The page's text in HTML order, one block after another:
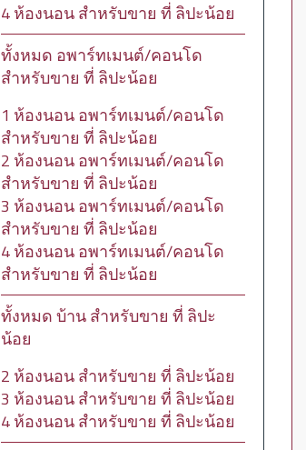
4 ห้องนอน สำหรับขาย ที่ ลิปะน้อย
ทั้งหมด อพาร์ทเมนต์/คอนโด
สำหรับขาย ที่ ลิปะน้อย
1 ห้องนอน อพาร์ทเมนต์/คอนโด
สำหรับขาย ที่ ลิปะน้อย
2 ห้องนอน อพาร์ทเมนต์/คอนโด
สำหรับขาย ที่ ลิปะน้อย
3 ห้องนอน อพาร์ทเมนต์/คอนโด
สำหรับขาย ที่ ลิปะน้อย
4 ห้องนอน อพาร์ทเมนต์/คอนโด
สำหรับขาย ที่ ลิปะน้อย
ทั้งหมด บ้าน สำหรับขาย ที่ ลิปะ
น้อย
2 ห้องนอน สำหรับขาย ที่ ลิปะน้อย
3 ห้องนอน สำหรับขาย ที่ ลิปะน้อย
4 ห้องนอน สำหรับขาย ที่ ลิปะน้อย